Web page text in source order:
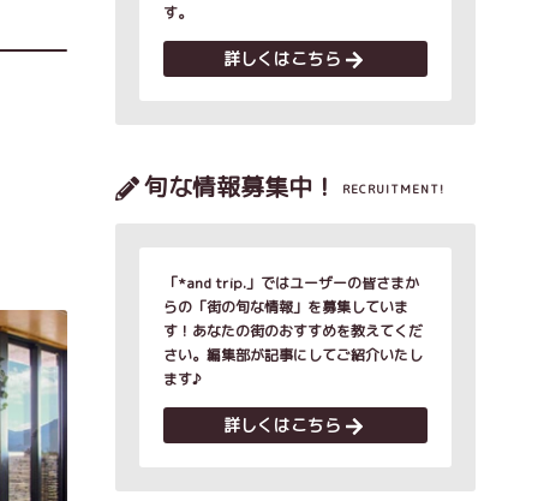
す。
詳しくはこちら
旬な情報募集中！ RECRUITMENT!
「*and trip.」ではユーザーの皆さまか
らの「街の旬な情報」を募集していま
す！あなたの街のおすすめを教えてくだ
さい。編集部が記事にしてご紹介いたし
ます♪
詳しくはこちら